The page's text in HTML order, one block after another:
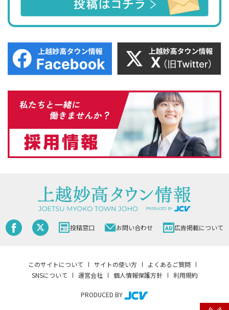
投稿窓口 お問い合わせ 広告掲載について
このサイトについて サイトの使い方
よくあるご質問
SNSについて
運営会社 個人情報保護方針 利用規約
PRODUCED BY